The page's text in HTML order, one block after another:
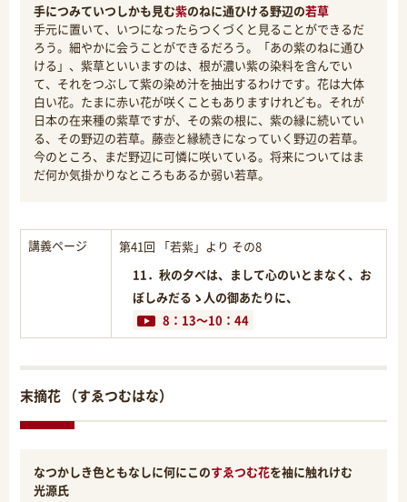
手につみていつしかも見む紫のねに通ひける野辺の若草
手元に置いて、いつになったらつくづくと見ることができるだ
ろう。細やかに会うことができるだろう。「あの紫のねに通ひ
ける」、紫草といいますのは、根が濃い紫の染料を含んでい
て、それをつぶして紫の染め汁を抽出するわけです。花は大体
白い花。たまに赤い花が咲くこともありますけれども。それが
日本の在来種の紫草ですが、その紫の根に、紫の縁に続いてい
る、その野辺の若草。藤壺と縁続きになっていく野辺の若草。
今のところ、まだ野辺に可憐に咲いている。将来についてはま
だ何か気掛かりなところもあるか弱い若草。
講義ページ
第41回 「若紫」より その8
11．秋の夕べは、まして心のいとまなく、お
ぼしみだるゝ人の御あたりに、
8：13～10：44
末摘花 （すゑつむはな）
なつかしき色ともなしに何にこのすゑつむ花を袖に触れけむ
光源氏